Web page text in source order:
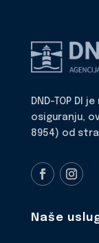
DND-TOP DI
osiguranju,
8954) od
Naše